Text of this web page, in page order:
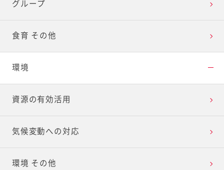
グループ
食育 その他
環境
資源の有効活用
気候変動への対応
環境 その他